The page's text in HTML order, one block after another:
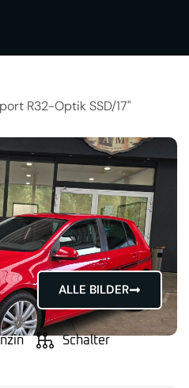
R32-Optik SSD/17"
ALLE BILDER
Schalter